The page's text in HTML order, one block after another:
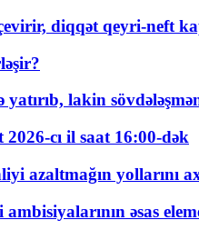
diqqət qeyri-neft
lakin
cı il saat 16:00-dək
azaltmağın yollarını
əsas